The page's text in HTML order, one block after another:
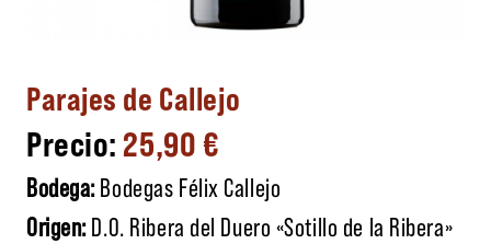
Parajes de Callejo
25,90€
Bodega:Bodegas Félix Callejo
Origen:D.O. Ribera del Duero «Sotillo de la Ribera»